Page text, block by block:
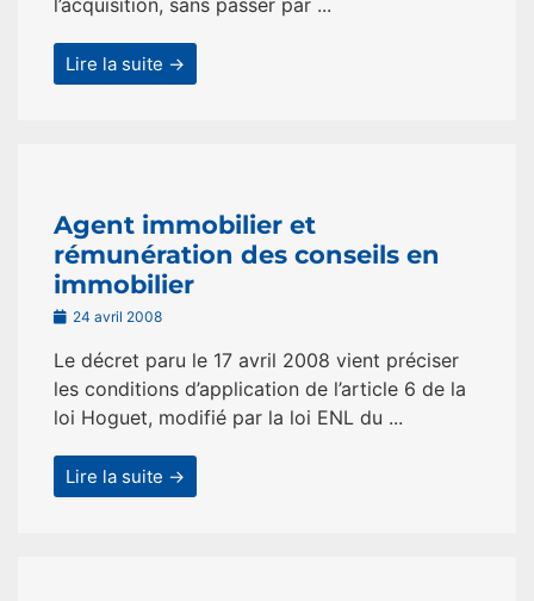
l’acquisition, sans passer par ...
Lire la suite →
Agent immobilier et
rémunération des conseils en
immobilier
24 avril 2008
Le décret paru le 17 avril 2008 vient préciser
les conditions d’application de l’article 6 de la
loi Hoguet, modifié par la loi ENL du ...
Lire la suite →